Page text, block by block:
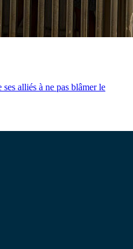
alliés à ne pas blâmer le